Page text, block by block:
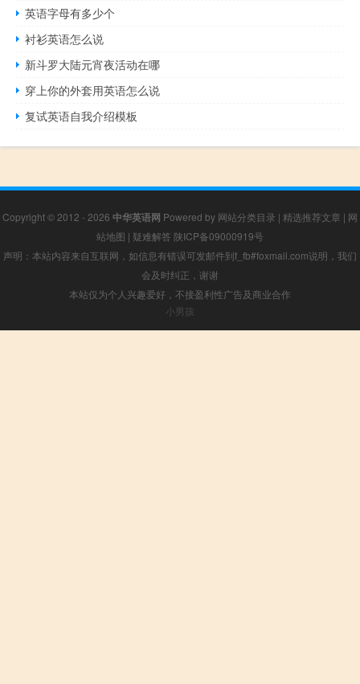
英语字母有多少个
衬衫英语怎么说
新斗罗大陆元宵夜活动在哪
穿上你的外套用英语怎么说
复试英语自我介绍模板
Copyright © 2012 - 2026 中华英语网 Powered by 网站分类目录 | 精选推荐文章 | 网
站地图 | 疑难解答 陕ICP备09000919号
声明：本站内容来自互联网，如信息有错误可发邮件到f_fb#foxmail.com说明，我们
会及时纠正，谢谢
本站仅为个人兴趣爱好，不接盈利性广告及商业合作
小男孩